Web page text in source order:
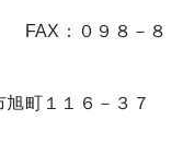
FAX：０９８－８
町１１６－３７